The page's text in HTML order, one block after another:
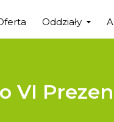
Oddziały
VI